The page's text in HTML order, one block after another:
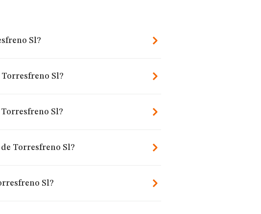
Sl?
Sl?
Sl?
Torresfreno Sl?
Sl?